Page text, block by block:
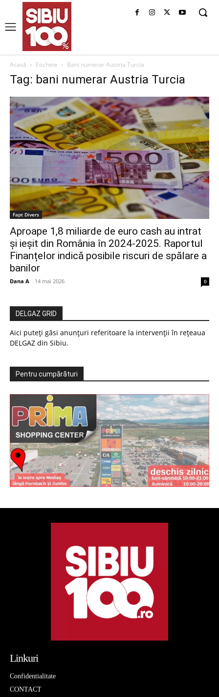
Acasă Etichete Bani numerar Austria Turcia
Tag: bani numerar Austria Turcia
Fapt Divers
Aproape 1,8 miliarde de euro cash au intrat
și ieșit din România în 2024-2025. Raportul
Finanțelor indică posibile riscuri de spălare a
banilor
Dana A - 14 mai 2026 0
DELGAZ GRID
Aici puteți găsi anunțuri referitoare la intervenții în rețeaua
DELGAZ din Sibiu.
Pentru cumpărături
Linkuri
Confidentialitate
CONTACT